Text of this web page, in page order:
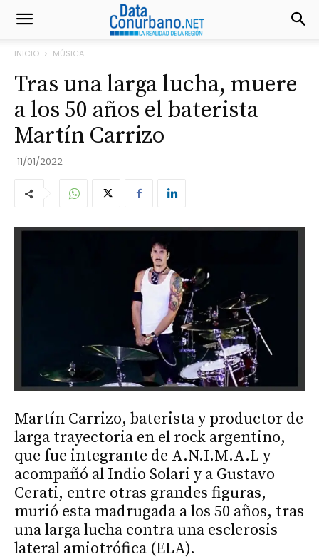
INICIO MÚSICA
Tras una larga lucha, muere
a los 50 años el baterista
Martín Carrizo
11/01/2022
Martín Carrizo, baterista y productor de
larga trayectoria en el rock argentino,
que fue integrante de A.N.I.M.A.L y
acompañó al Indio Solari y a Gustavo
Cerati, entre otras grandes figuras,
murió esta madrugada a los 50 años, tras
una larga lucha contra una esclerosis
lateral amiotrófica (ELA).